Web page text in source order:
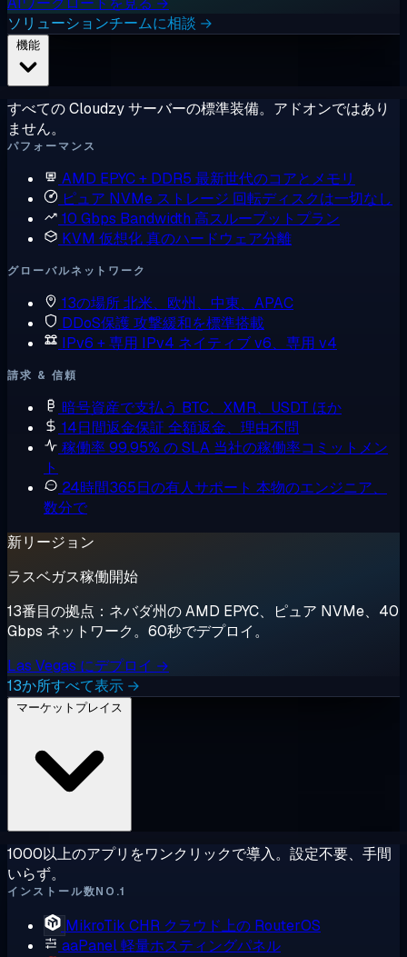
ソリューションチームに相談 →
すべての Cloudzy サーバーの標準装備。アドオンではあり
ません。
パフォーマンス
AMD EPYC + DDR5 最新世代のコアとメモリ
ピュア NVMe ストレージ 回転ディスクは一切なし
10 Gbps Bandwidth 高スループットプラン
KVM 仮想化真のハードウェア分離
グローバルネットワーク
13の場所北米、欧州、中東、APAC
DDoS保護攻撃緩和を標準搭載
IPv6 + 専用 IPv4 ネイティブ v6、専用 v4
請求 & 信頼
暗号資産で支払う BTC、XMR、USDT ほか
14日間返金保証 全額返金、理由不問
稼働率 99.95% の SLA 当社の稼働率コミットメン
ト
24時間365日の有人サポート 本物のエンジニア、
数分で
新リージョン
ラスベガス稼働開始
13番目の拠点：ネバダ州の AMD EPYC、ピュア NVMe、40
Gbps ネットワーク。60秒でデプロイ。
Las Vegas にデプロイ →
13か所すべて表示 →
1000以上のアプリをワンクリックで導入。設定不要、手間
いらず。
インストール数NO.1
MikroTik CHR クラウド上の RouterOS
aaPanel軽量ホスティングパネル